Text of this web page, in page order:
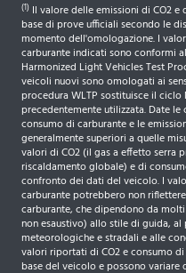
(1) Il valore delle emissioni di CO2
base di prove ufficiali secondo le
momento dell'omologazione. I
carburante indicati sono conformi
Harmonized Light Vehicles Test
veicoli nuovi sono omologati ai
procedura WLTP sostituisce il ciclo
precedentemente utilizzata. Date
consumo di carburante e le
generalmente superiori a quelle
valori di CO2 (il gas a effetto serra
riscaldamento globale) e di
confronto dei dati del veicolo. I
carburante potrebbero non
carburante, che dipendono da
non esaustivo) allo stile di guida,
meteorologiche e stradali e alle
valori riportati di CO2 e consumo
base del veicolo e possono